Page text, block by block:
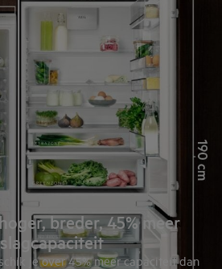
breder, 45% meer
je over 45% meer capaciteit dan